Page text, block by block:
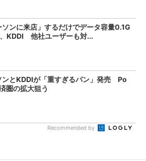
ソンに来店」するだけでデータ容量0.1G
KDDI 他社ユーザーも対...
ンとKDDIが「重すぎるパン」発売 Po
圏の拡大狙う
Recommended by